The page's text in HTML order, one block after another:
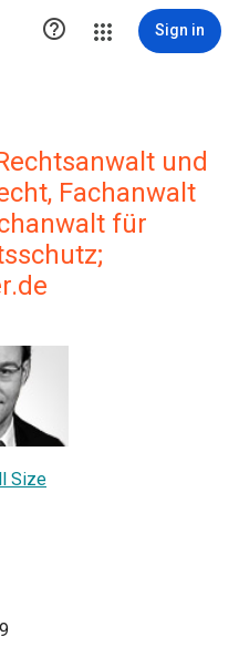
 Sign in
und
Fachanwalt
für
Size